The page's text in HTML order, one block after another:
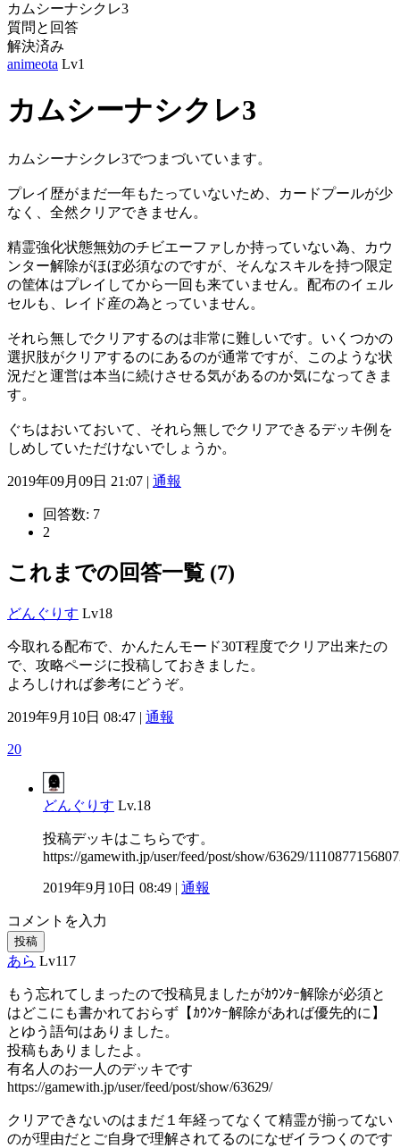
カムシーナシクレ3
質問と回答
解決済み
animeota Lv1
カムシーナシクレ3
カムシーナシクレ3でつまづいています。
プレイ歴がまだ一年もたっていないため、カードプールが少
なく、全然クリアできません。
精霊強化状態無効のチビエーファしか持っていない為、カウ
ンター解除がほぼ必須なのですが、そんなスキルを持つ限定
の筐体はプレイしてから一回も来ていません。配布のイェル
セルも、レイド産の為とっていません。
それら無しでクリアするのは非常に難しいです。いくつかの
選択肢がクリアするのにあるのが通常ですが、このような状
況だと運営は本当に続けさせる気があるのか気になってきま
す。
ぐちはおいておいて、それら無しでクリアできるデッキ例を
しめしていただけないでしょうか。
2019年09月09日 21:07 | 通報
回答数: 7
2
これまでの回答一覧 (7)
どんぐりす Lv18
今取れる配布で、かんたんモード30T程度でクリア出来たの
で、攻略ページに投稿しておきました。
よろしければ参考にどうぞ。
2019年9月10日 08:47 | 通報
20
どんぐりす Lv.18
投稿デッキはこちらです。
https://gamewith.jp/user/feed/post/show/63629/
2019年9月10日 08:49 | 通報
コメントを入力
投稿
あら Lv117
もう忘れてしまったので投稿見ましたがｶｳﾝﾀｰ解除が必須と
はどこにも書かれておらず【ｶｳﾝﾀｰ解除があれば優先的に】
とゆう語句はありました。
投稿もありましたよ。
有名人のお一人のデッキです
https://gamewith.jp/user/feed/post/show/63629/
クリアできないのはまだ１年経ってなくて精霊が揃ってない
のが理由だとご自身で理解されてるのになぜイラつくのです